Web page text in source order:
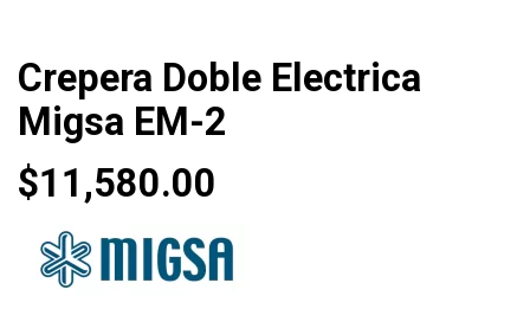
Crepera Doble Electrica
Migsa EM-2
$11,580.00